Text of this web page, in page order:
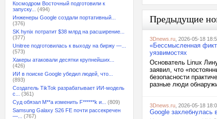
Космодром Восточный подготовили к
запуску...
(494)
Инженеры Google создали портативный...
(376)
SK hynix потратит $38 млрд на расширение...
(377)
Unitree подготовилась к выходу на биржу —...
(573)
Хакеры атаковали десятки крупнейших...
(426)
ИИ в поиске Google убедил людей, что...
(893)
Создатель TikTok разрабатывает ИИ-модель
с...
(361)
Суд обязал M**a изменить F******k и...
(809)
Samsung Galaxy S26 FE почти рассекречен
—...
(767)
Предыдущие
3Dnews.ru , 2026-05-18
«Бессмысленная
уязвимостях
Основатель Linux
заявил, что
безопасности
разные люди
3Dnews.ru , 2026-05-18
Google захлебнулась